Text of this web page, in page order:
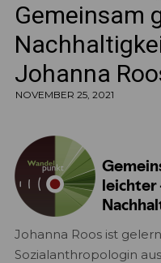
Gemeinsam
Johanna
NOVEMBER 25, 2021
Johanna Roos ist
Sozialanthropologin